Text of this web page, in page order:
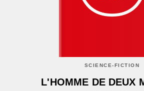
SCIENCE-FICTION
L'HOMME DE DEUX